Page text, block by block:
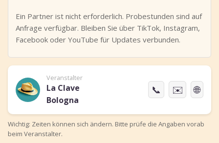
Ein Partner ist nicht erforderlich. Probestunden sind auf
Anfrage verfügbar. Bleiben Sie über TikTok, Instagram,
Facebook oder YouTube für Updates verbunden.
Veranstalter
La Clave
Bologna
📞 ✉️ 🌐
Wichtig: Zeiten können sich ändern. Bitte prüfe die Angaben vorab
beim Veranstalter.